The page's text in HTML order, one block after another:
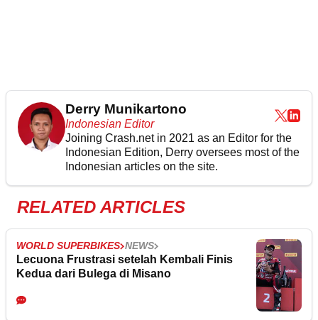
Derry Munikartono
Indonesian Editor
Joining Crash.net in 2021 as an Editor for the
Indonesian Edition, Derry oversees most of the
Indonesian articles on the site.
RELATED ARTICLES
WORLD SUPERBIKES NEWS
Lecuona Frustrasi setelah Kembali Finis
Kedua dari Bulega di Misano